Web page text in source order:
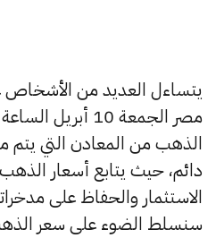
يتساءل العديد من الأشخاص
الذهب من المعادن التي يتم
دائم، حيث يتابع أسعار
الاستثمار والحفاظ على
سنسلط الضوء على سعر